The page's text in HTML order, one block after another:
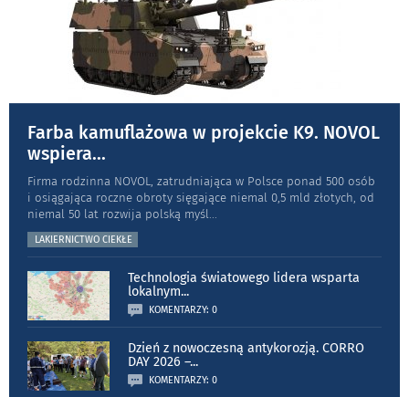
Farba kamuflażowa w projekcie K9. NOVOL
wspiera...
Firma rodzinna NOVOL, zatrudniająca w Polsce ponad 500 osób
i osiągająca roczne obroty sięgające niemal 0,5 mld złotych, od
niemal 50 lat rozwija polską myśl
LAKIERNICTWO CIEKŁE
Technologia światowego lidera wsparta
lokalnym...
KOMENTARZY: 0
Dzień z nowoczesną antykorozją. CORRO
DAY 2026 –...
KOMENTARZY: 0